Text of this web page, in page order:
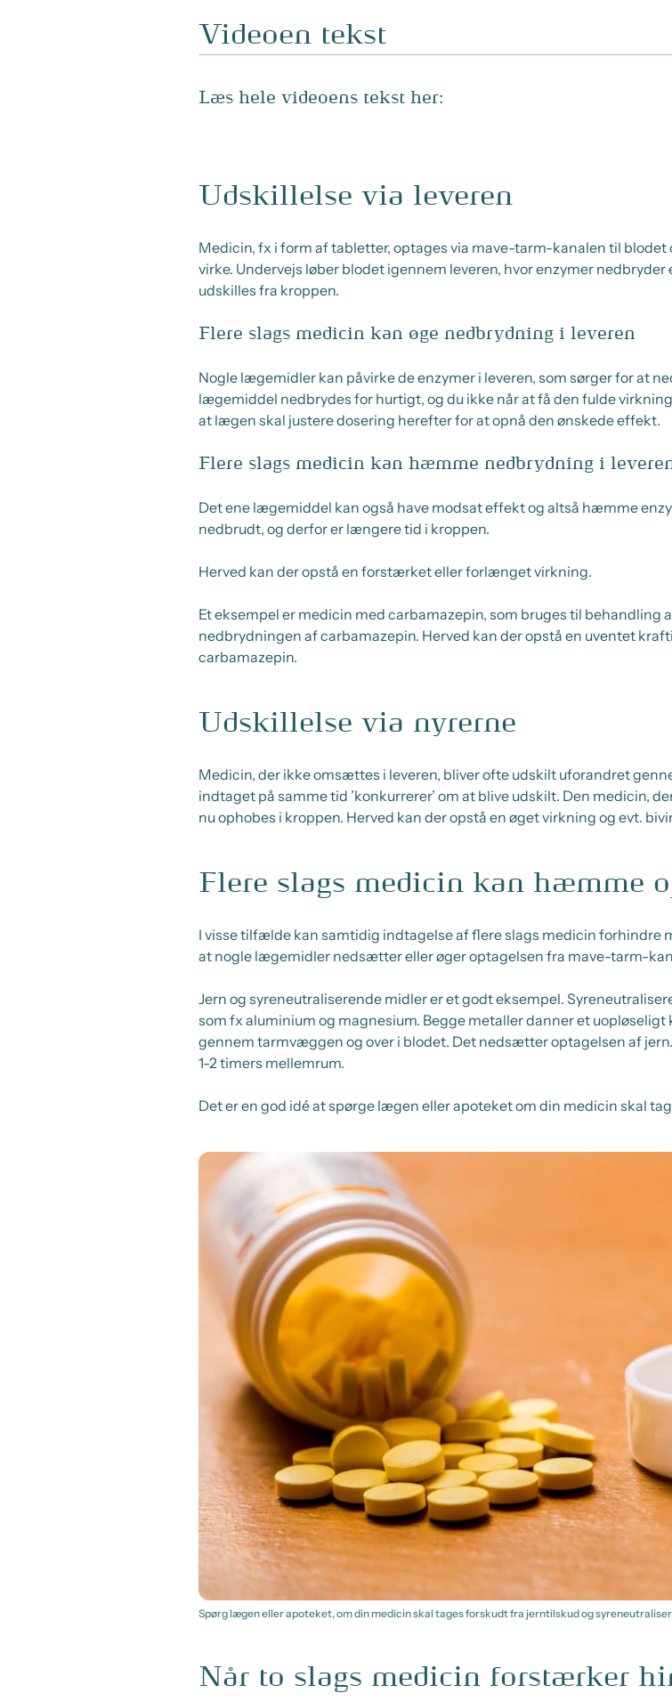
Videoen tekst
Læs hele videoens tekst her:
Udskillelse via leveren
Medicin, fx i form af tabletter, optages via mave-tarm-kanalen til
virke. Undervejs løber blodet igennem leveren, hvor enzymer
udskilles fra kroppen.
Flere slags medicin kan øge nedbrydning i leveren
Nogle lægemidler kan påvirke de enzymer i leveren, som sørger for at
lægemiddel nedbrydes for hurtigt, og du ikke når at få den fulde
at lægen skal justere dosering herefter for at opnå den ønskede effekt.
Flere slags medicin kan hæmme nedbrydning i
Det ene lægemiddel kan også have modsat effekt og altså hæmme
nedbrudt, og derfor er længere tid i kroppen.
Herved kan der opstå en forstærket eller forlænget virkning.
Et eksempel er medicin med carbamazepin, som bruges til
nedbrydningen af carbamazepin. Herved kan der opstå en uventet
carbamazepin.
Udskillelse via nyrerne
Medicin, der ikke omsættes i leveren, bliver ofte udskilt uforandret
indtaget på samme tid ’konkurrerer’ om at blive udskilt. Den medicin,
nu ophobes i kroppen. Herved kan der opstå en øget virkning og evt.
Flere slags medicin kan hæmme
I visse tilfælde kan samtidig indtagelse af flere slags medicin forhindre
at nogle lægemidler nedsætter eller øger optagelsen fra mave-tarm-
Jern og syreneutraliserende midler er et godt eksempel.
som fx aluminium og magnesium. Begge metaller danner et
gennem tarmvæggen og over i blodet. Det nedsætter optagelsen af
1-2 timers mellemrum.
Det er en god idé at spørge lægen eller apoteket om din medicin skal
Spørg lægen eller apoteket, om din medicin skal tages forskudt fra jerntilskud og
Når to slags medicin forstærker